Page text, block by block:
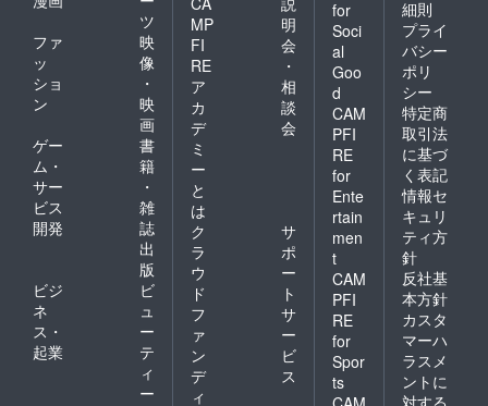
ツ
ファ
ッ
ショ
ン
映
像
・
映
画
ゲー
ム・
サー
ビス
開発
書
籍
・
雑
誌
出
版
ビジ
ネ
ス・
起業
ビ
ュ
ー
テ
ィ
ー
MP
FI
RE
ア
カ
デ
ミ
ー
と
は
明
会
・
相
談
会
ク
ラ
ウ
ド
フ
ァ
ン
デ
ィ
サ
ポ
ー
ト
サ
ー
ビ
ス
for
Soci
al
Goo
d
CAM
PFI
RE
for
Ente
rtain
men
t
CAM
PFI
RE
for
Spor
ts
細則
プライ
バシー
ポリ
シー
特定商
取引法
に基づ
く表記
情報セ
キュリ
ティ方
針
反社基
本方針
カスタ
マーハ
ラスメ
ントに
対する